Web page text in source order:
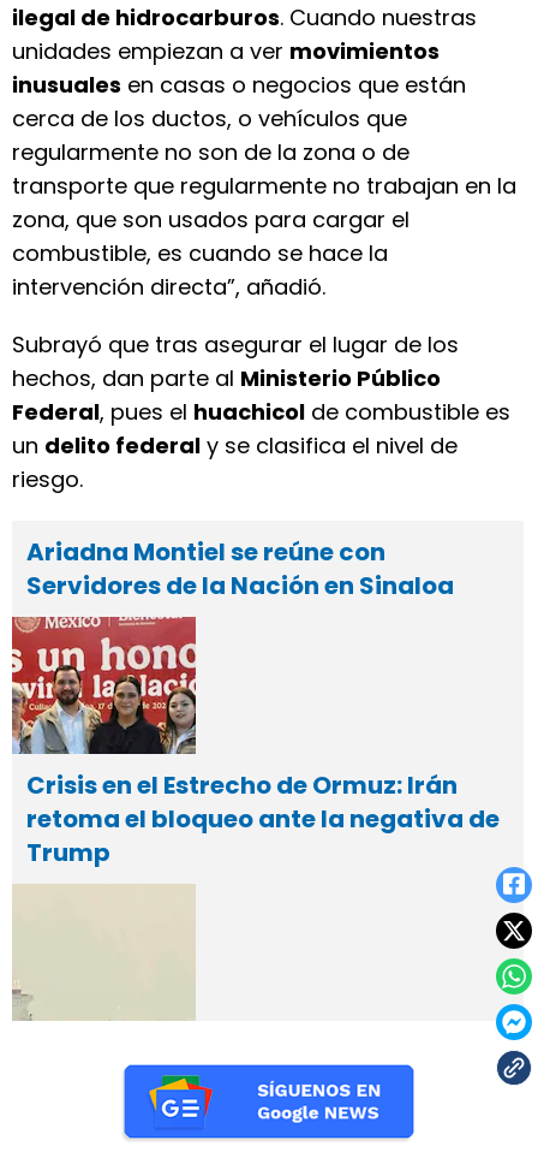
ilegal de hidrocarburos. Cuando nuestras
unidades empiezan a ver movimientos
inusuales en casas o negocios que están
cerca de los ductos, o vehículos que
regularmente no son de la zona o de
transporte que regularmente no trabajan en la
zona, que son usados para cargar el
combustible, es cuando se hace la
intervención directa”, añadió.
Subrayó que tras asegurar el lugar de los
hechos, dan parte al Ministerio Público
Federal, pues el huachicol de combustible es
un delito federal y se clasifica el nivel de
riesgo.
Ariadna Montiel se reúne con
Servidores de la Nación en Sinaloa
Crisis en el Estrecho de Ormuz: Irán
retoma el bloqueo ante la negativa de
Trump